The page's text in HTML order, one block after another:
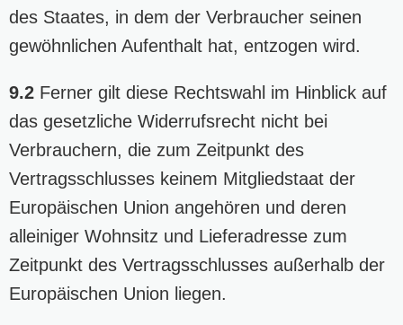
des Staates, in dem der Verbraucher seinen
gewöhnlichen Aufenthalt hat, entzogen wird.
9.2 Ferner gilt diese Rechtswahl im Hinblick auf
das gesetzliche Widerrufsrecht nicht bei
Verbrauchern, die zum Zeitpunkt des
Vertragsschlusses keinem Mitgliedstaat der
Europäischen Union angehören und deren
alleiniger Wohnsitz und Lieferadresse zum
Zeitpunkt des Vertragsschlusses außerhalb der
Europäischen Union liegen.